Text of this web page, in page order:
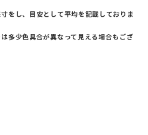
をし、目安として平均を記載しておりま
多少色具合が異なって見える場合もござ